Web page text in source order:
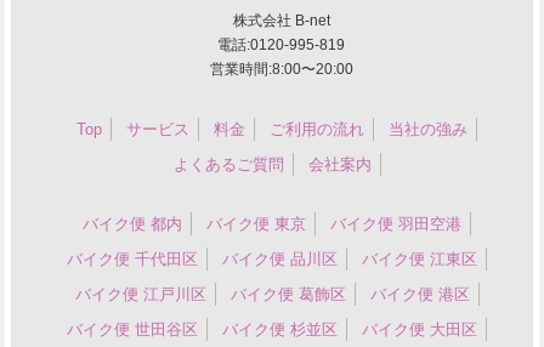
株式会社 B-net
電話:0120-995-819
営業時間:8:00〜20:00
Top サービス 料金 ご利用の流れ
当社の強み
よくあるご質問
会社案内
バイク便 都内 バイク便 東京
バイク便 羽田空港
バイク便 千代田区
バイク便 品川区
バイク便 江東区
バイク便 江戸川区
バイク便 葛飾区
バイク便 港区
バイク便 世田谷区
バイク便 杉並区
バイク便 大田区